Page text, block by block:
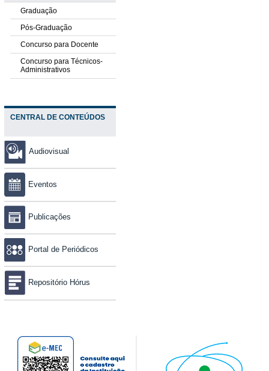
Graduação
Pós-Graduação
Concurso para Docente
Concurso para Técnicos-
Administrativos
CENTRAL DE CONTEÚDOS
Audiovisual
Eventos
Publicações
Portal de Periódicos
Repositório Hórus